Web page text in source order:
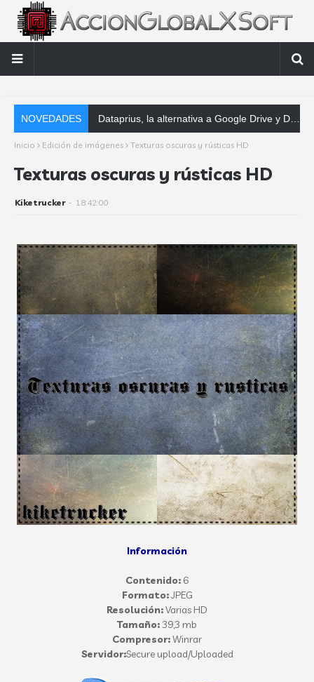
NOVEDADES Dataprius, la alternativa a Google Drive y Dropbox que las empresas deberían conocer
Inicio Edición de imágenes Texturas oscuras y rústicas HD
Texturas oscuras y rústicas HD
Kiketrucker - 18:42:00
Información
Contenido: 6
Formato:JPEG
Resolución:Varias HD
Tamaño: 39,3 mb
Compresor:Winrar
Servidor:Secure upload/Uploaded